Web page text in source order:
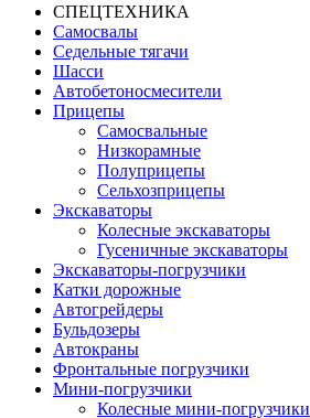
СПЕЦТЕХНИКА
Самосвалы
Седельные тягачи
Шасси
Автобетоно­смесители
Прицепы
Самосвальные
Низкорамные
Полуприцепы
Сельхозприцепы
Экскаваторы
Колесные экскаваторы
Гусеничные экскаваторы
Экскаваторы-погрузчики
Катки дорожные
Автогрейдеры
Бульдозеры
Автокраны
Фронтальные погрузчики
Мини-погрузчики
Колесные мини-погрузчики